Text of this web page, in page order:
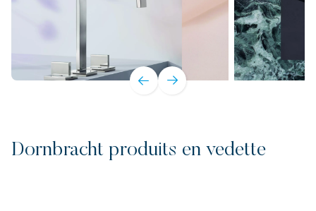
Dornbracht produits en vedette